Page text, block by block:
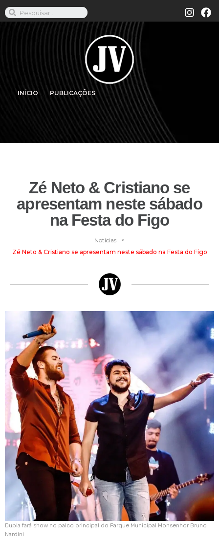
INÍCIO PUBLICAÇÕES
Zé Neto & Cristiano se
apresentam neste sábado
na Festa do Figo
Notícias >
Zé Neto & Cristiano se apresentam neste sábado na Festa do Figo
Dupla fará show no palco principal do Parque Municipal Monsenhor Bruno
Nardini